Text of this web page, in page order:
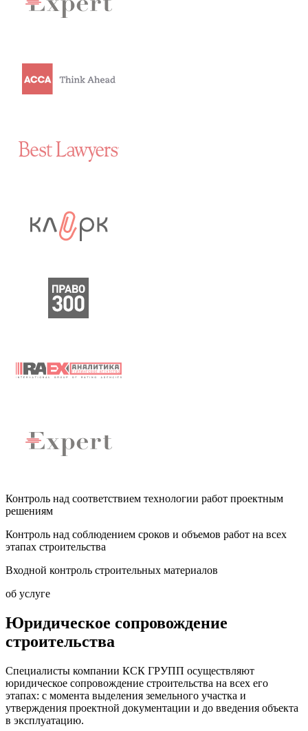
Контроль над соответствием технологии работ проектным
решениям
Контроль над соблюдением сроков и объемов работ на всех
этапах строительства
Входной контроль строительных материалов
об услуге
Юридическое сопровождение
строительства
Специалисты компании КСК ГРУПП осуществляют
юридическое сопровождение строительства на всех его
этапах: с момента выделения земельного участка и
утверждения проектной документации и до введения объекта
в эксплуатацию.